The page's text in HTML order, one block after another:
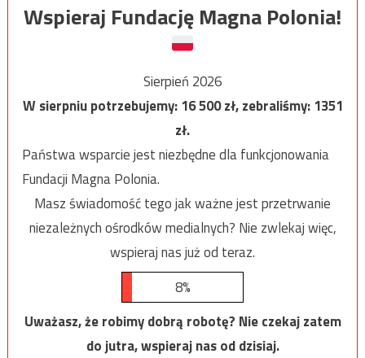
Wspieraj Fundację Magna Polonia!
Sierpień 2026
W sierpniu potrzebujemy:16 500zł, zebraliśmy:1351
zł.
Państwa wsparcie jest niezbędne dla funkcjonowania
Fundacji Magna Polonia.
Masz świadomość tego jak ważne jest przetrwanie
niezależnych ośrodków medialnych? Nie zwlekaj więc,
wspieraj nas już od teraz.
8%
Uważasz, że robimy dobrą robotę? Nie czekaj zatem
do jutra, wspieraj nas od dzisiaj.